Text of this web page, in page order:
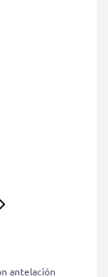
antelación